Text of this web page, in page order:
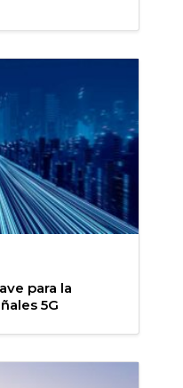
para la
5G